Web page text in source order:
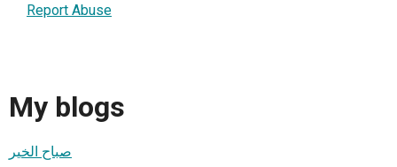
Report Abuse
My blogs
صباح الخير